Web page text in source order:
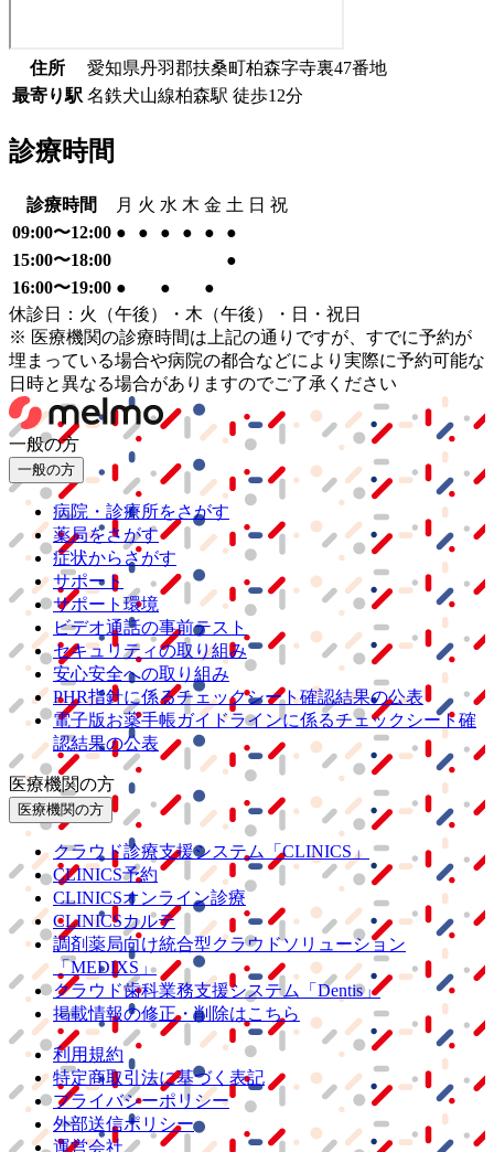
住所
愛知県丹羽郡扶桑町柏森字寺裏47番地
最寄り駅 名鉄犬山線柏森駅 徒歩12分
診療時間
診療時間 月 火 水 木 金 土 日 祝
09:00〜12:00 ● ● ● ● ●
●
15:00〜18:00
●
16:00〜19:00 ● ●
●
休診日：火（午後）・木（午後）・日・祝日
※ 医療機関の診療時間は上記の通りですが、すでに予約が
埋まっている場合や病院の都合などにより実際に予約可能な
日時と異なる場合がありますのでご了承ください
一般の方
一般の方
病院・診療所をさがす
薬局をさがす
症状からさがす
サポート
サポート環境
ビデオ通話の事前テスト
セキュリティの取り組み
安心安全への取り組み
PHR指針に係るチェックシート確認結果の公表
電子版お薬手帳ガイドラインに係るチェックシート確
認結果の公表
医療機関の方
医療機関の方
クラウド診療支援システム
「CLINICS」
CLINICS予約
CLINICSオンライン診療
CLINICSカルテ
調剤薬局向け統合型クラウドソリューション
「MEDIXS」
クラウド歯科業務支援システム
「Dentis」
掲載情報の修正・削除はこちら
利用規約
特定商取引法に基づく表記
プライバシーポリシー
外部送信ポリシー
運営会社